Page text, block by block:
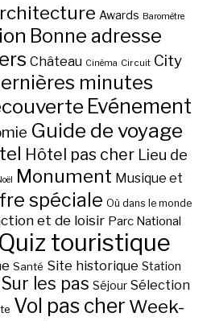
Awards Baromètre
Bonne adresse
Château Cinéma Circuit City
minutes
Evénement
Guide de voyage
Hôtel pas cher Lieu de
Monument Musique et
spéciale Où dans le monde
et de loisir Parc National
Quiz touristique
Santé Site historique Station
Sur les pas Séjour Sélection
Vol pas cher Week-